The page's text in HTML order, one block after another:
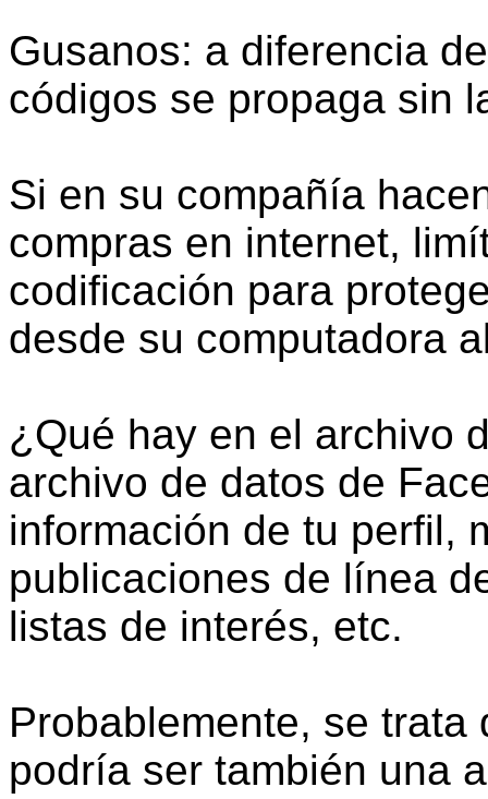
Gusanos: a diferencia
códigos se propaga sin
Si en su compañía
compras en internet,
codificación para
desde su computadora
¿Qué hay en el archivo
archivo de datos de
información de tu perfil,
publicaciones de línea
listas de interés, etc.
Probablemente, se
podría ser también una